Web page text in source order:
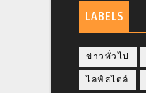
LABELS
ข่าวทั่วไป
ไลฟ์สไตล์